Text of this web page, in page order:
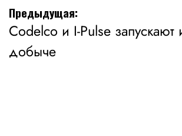
Навигация
по
записям
Предыдущая:
Codelco и I-Pulse
добыче